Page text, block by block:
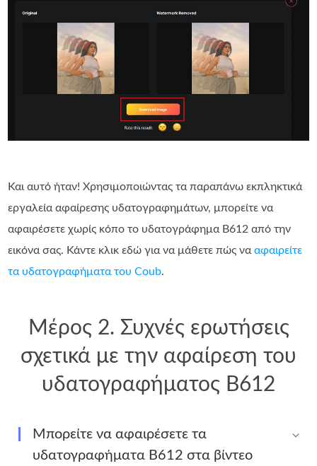
Και αυτό ήταν! Χρησιμοποιώντας τα παραπάνω εκπληκτικά
εργαλεία αφαίρεσης υδατογραφημάτων, μπορείτε να
αφαιρέσετε χωρίς κόπο το υδατογράφημα B612 από την
εικόνα σας. Κάντε κλικ εδώ για να μάθετε πώς νααφαιρείτε
τα υδατογραφήματα του Coub.
Μέρος 2. Συχνές ερωτήσεις
σχετικά με την αφαίρεση του
υδατογραφήματος B612
Μπορείτε να αφαιρέσετε τα
υδατογραφήματα B612 στα βίντεο